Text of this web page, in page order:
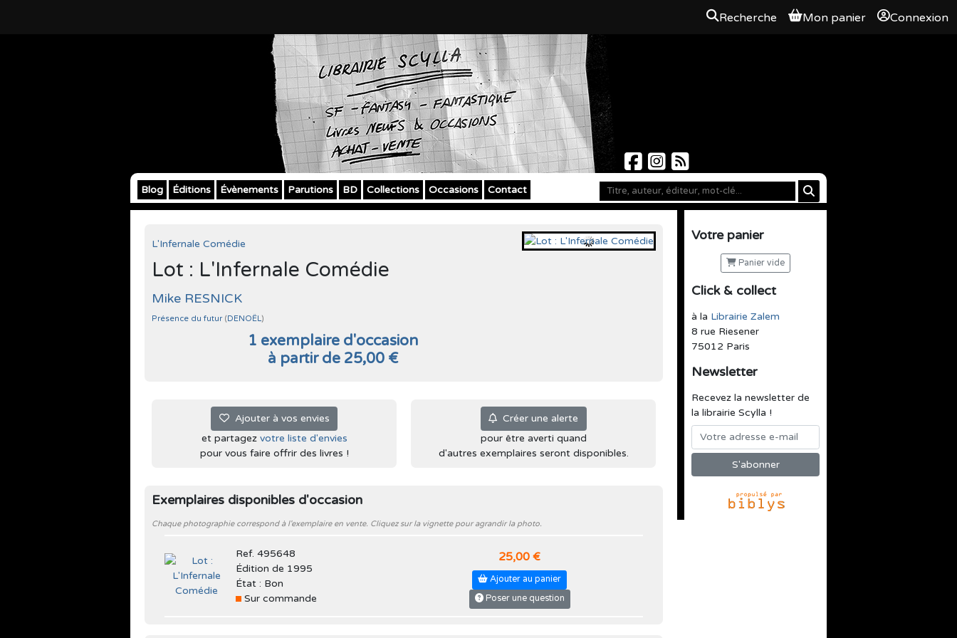
Recherche Mon panier Connexion
Blog Éditions Évènements Parutions BD Collections Occasions Contact
Votre panier
Panier vide
Click & collect
à la Librairie Zalem
8 rue Riesener
75012 Paris
Newsletter
Recevez la newsletter de
la librairie Scylla !
L'Infernale Comédie
Lot : L'Infernale Comédie
Mike RESNICK
Présence du futur (DENOËL)
1 exemplaire d'occasion
à partir de 25,00 €
Ajouter à vos envies
et partagez votre liste d'envies
pour vous faire offrir des livres !
Créer une alerte
pour être averti quand
d'autres exemplaires seront disponibles.
Exemplaires disponibles d'occasion
Chaque photographie correspond à l'exemplaire en vente. Cliquez sur la vignette pour agrandir la photo.
Ref. 495648
Édition de 1995
État : Bon
Sur commande
25,00 €
Ajouter au panier
Poser une question